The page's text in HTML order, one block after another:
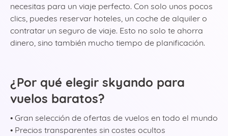
necesitas para un viaje perfecto. Con solo unos pocos
clics, puedes reservar hoteles, un coche de alquiler o
contratar un seguro de viaje. Esto no solo te ahorra
dinero, sino también mucho tiempo de planificación.
¿Por qué elegir skyando para
vuelos baratos?
• Gran selección de ofertas de vuelos en todo el mundo
• Precios transparentes sin costes ocultos